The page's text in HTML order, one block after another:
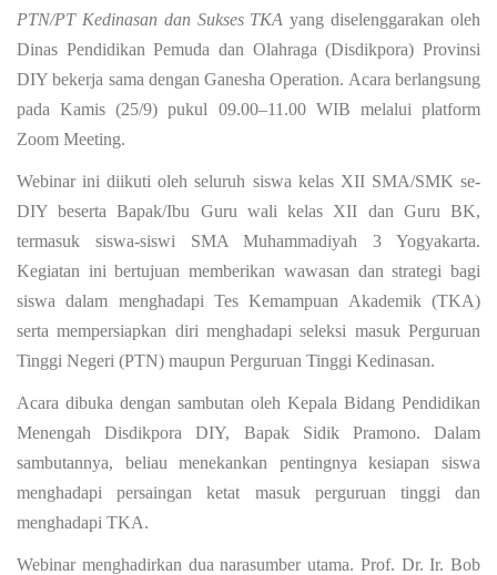
PTN/PT Kedinasan dan Sukses TKA yang diselenggarakan oleh
Dinas Pendidikan Pemuda dan Olahraga (Disdikpora) Provinsi
DIY bekerja sama dengan Ganesha Operation. Acara berlangsung
pada Kamis (25/9) pukul 09.00–11.00 WIB melalui platform
Zoom Meeting.
Webinar ini diikuti oleh seluruh siswa kelas XII SMA/SMK se-
DIY beserta Bapak/Ibu Guru wali kelas XII dan Guru BK,
termasuk siswa-siswi SMA Muhammadiyah 3 Yogyakarta.
Kegiatan ini bertujuan memberikan wawasan dan strategi bagi
siswa dalam menghadapi Tes Kemampuan Akademik (TKA)
serta mempersiapkan diri menghadapi seleksi masuk Perguruan
Tinggi Negeri (PTN) maupun Perguruan Tinggi Kedinasan.
Acara dibuka dengan sambutan oleh Kepala Bidang Pendidikan
Menengah Disdikpora DIY, Bapak Sidik Pramono. Dalam
sambutannya, beliau menekankan pentingnya kesiapan siswa
menghadapi persaingan ketat masuk perguruan tinggi dan
menghadapi TKA.
Webinar menghadirkan dua narasumber utama. Prof. Dr. Ir. Bob